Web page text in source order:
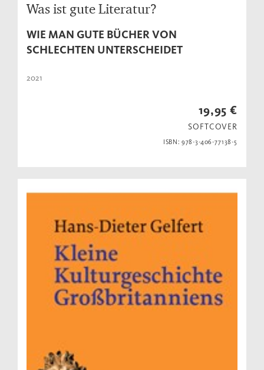
Was ist gute Literatur?
WIE MAN GUTE BÜCHER VON
SCHLECHTEN UNTERSCHEIDET
2021
19,95 €
SOFTCOVER
ISBN: 978-3-406-77138-5